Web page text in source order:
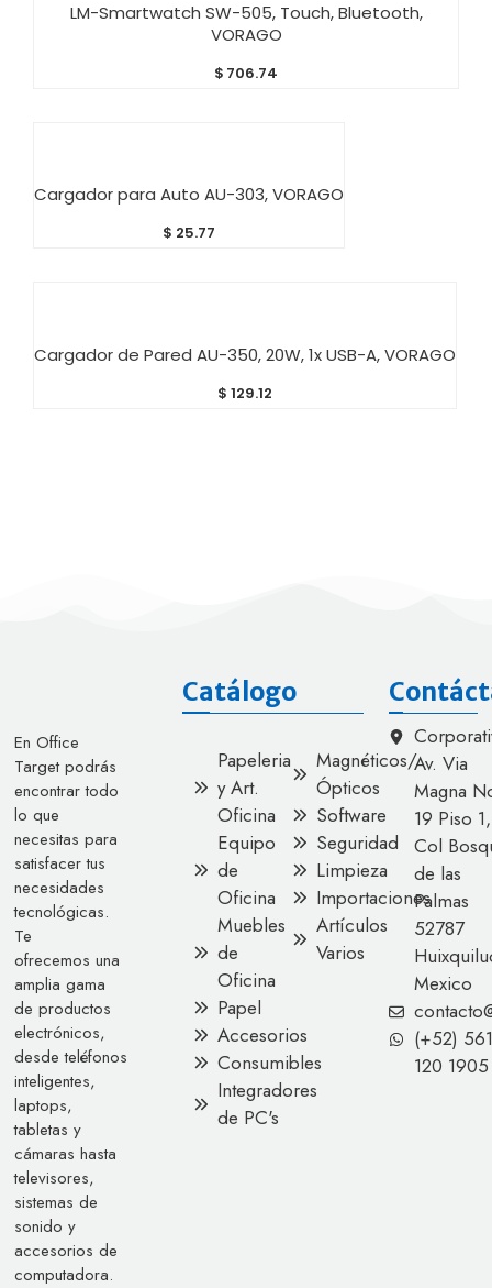
LM-Smartwatch SW-505, Touch, Bluetooth,
VORAGO
$ 706.74
Cargador para Auto AU-303, VORAGO
$ 25.77
Cargador de Pared AU-350, 20W, 1x USB-A, VORAGO
$ 129.12
En Office
Target podrás
encontrar todo
lo que
necesitas para
satisfacer tus
necesidades
tecnológicas.
Te
ofrecemos una
amplia gama
de productos
electrónicos,
desde teléfonos
inteligentes,
laptops,
tabletas y
cámaras hasta
televisores,
sistemas de
sonido y
accesorios de
computadora.
Catálogo
Papeleria
y Art.
Oficina
Equipo
de
Oficina
Muebles
de
Oficina
Papel
Accesorios
Consumibles
Integradores
de PC's
Magnéticos/
Ópticos
Software
Seguridad
Limpieza
Importaciones
Artículos
Varios
Av. Via
Magna
19 Piso 1,
Col
de las
Palmas
52787
Mexico
(+52) 561
120 1905